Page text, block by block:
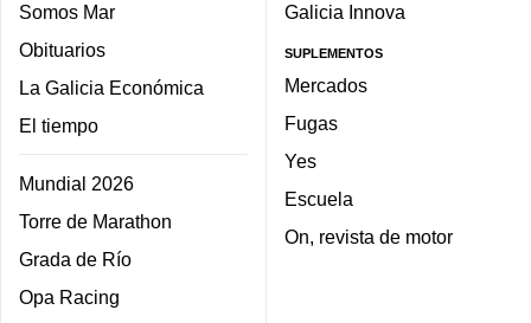
Somos Mar
Obituarios
La Galicia Económica
El tiempo
Mundial 2026
Torre de Marathon
Grada de Río
Opa Racing
Galicia Innova
SUPLEMENTOS
Mercados
Fugas
Yes
Escuela
On, revista de motor